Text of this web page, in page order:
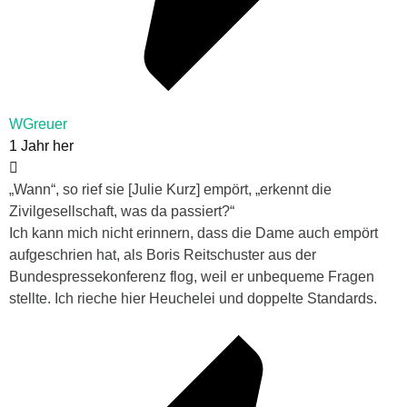
WGreuer
1 Jahr her
„Wann“, so rief sie [Julie Kurz] empört, „erkennt die
Zivilgesellschaft, was da passiert?“
Ich kann mich nicht erinnern, dass die Dame auch empört
aufgeschrien hat, als Boris Reitschuster aus der
Bundespressekonferenz flog, weil er unbequeme Fragen
stellte. Ich rieche hier Heuchelei und doppelte Standards.